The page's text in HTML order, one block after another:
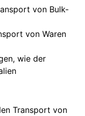
von Bulk-
von Waren
wie der
Transport von